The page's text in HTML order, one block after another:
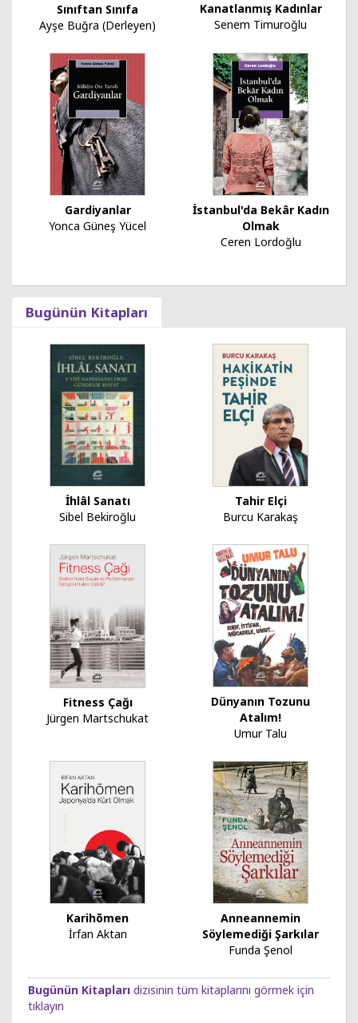
Sınıftan Sınıfa
Ayşe Buğra (Derleyen)
Kanatlanmış Kadınlar
Senem Timuroğlu
Gardiyanlar
Yonca Güneş Yücel
İstanbul'da Bekâr Kadın
Olmak
Ceren Lordoğlu
Bugünün Kitapları
İhlâl Sanatı
Sibel Bekiroğlu
Tahir Elçi
Burcu Karakaş
Fitness Çağı
Jürgen Martschukat
Dünyanın Tozunu
Atalım!
Umur Talu
Karihōmen
İrfan Aktan
Anneannemin
Söylemediği Şarkılar
Funda Şenol
Bugünün Kitapları dizisinin tüm kitaplarını görmek için
tıklayın